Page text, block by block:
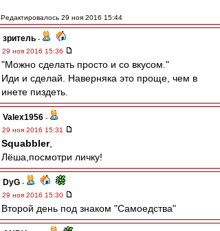
Редактировалось 29 ноя 2016 15:44
зpитель -
29 ноя 2016 15:36
"Можно сделать просто и со вкусом."
Иди и сделай. Наверняка это проще, чем в
инете пиздеть.
Valex1956 -
29 ноя 2016 15:31
Squabbler,
Лёша,посмотри личку!
DyG -
29 ноя 2016 15:30
Второй день под знаком "Самоедства"